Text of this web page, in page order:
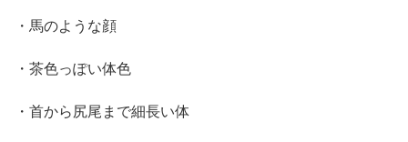
・馬のような顔
・茶色っぽい体色
・首から尻尾まで細長い体